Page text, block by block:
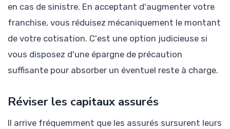
en cas de sinistre. En acceptant d'augmenter votre
franchise, vous réduisez mécaniquement le montant
de votre cotisation. C'est une option judicieuse si
vous disposez d'une épargne de précaution
suffisante pour absorber un éventuel reste à charge.
Réviser les capitaux assurés
Il arrive fréquemment que les assurés sursurent leurs